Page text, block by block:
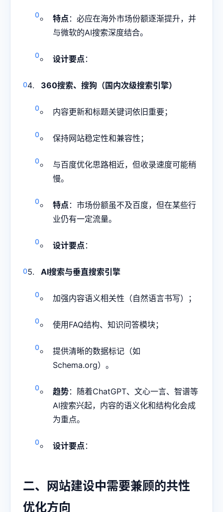
特点 ：必应在海外市场份额逐渐提升，并
与微软的AI搜索深度结合。
设计要点 ：
360搜索、搜狗（国内次级搜索引擎）
内容更新和标题关键词依旧重要；
保持网站稳定性和兼容性；
与百度优化思路相近，但收录速度可能稍
慢。
特点 ：市场份额虽不及百度，但在某些行
业仍有一定流量。
设计要点 ：
AI搜索与垂直搜索引擎
加强内容语义相关性（自然语言书写）；
使用FAQ结构、知识问答模块；
提供清晰的数据标记（如
Schema.org）。
趋势：随着ChatGPT、文心一言、智谱等
AI搜索兴起，内容的语义化和结构化会成
为重点。
设计要点 ：
二、网站建设中需要兼顾的共性
优化方向